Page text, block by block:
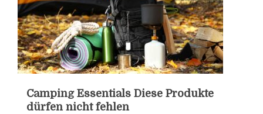
Camping Essentials Diese Produkte
dürfen nicht fehlen